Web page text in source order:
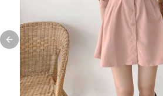
Previous slide